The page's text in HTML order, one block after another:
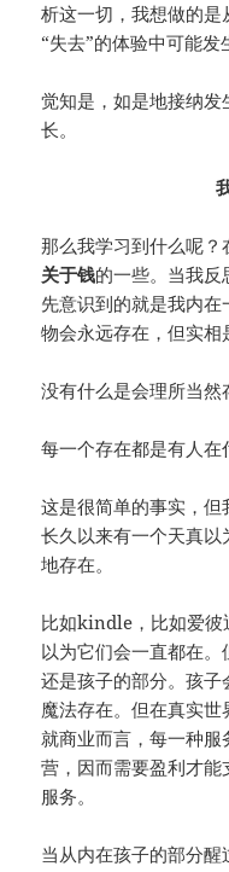
析这一切，我想做的是
“失去”的体验中可能发
觉知是，如是地接纳
长。
那么我学习到什么呢
关于钱的一些。当我
先意识到的就是我内
物会永远存在，但实相
没有什么是会理所当然
每一个存在都是有人在
这是很简单的事实，
长久以来有一个天真
地存在。
比如kindle，比如爱彼
以为它们会一直都在
还是孩子的部分。孩
魔法存在。但在真实世
就商业而言，每一种
营，因而需要盈利才
服务。
当从内在孩子的部分